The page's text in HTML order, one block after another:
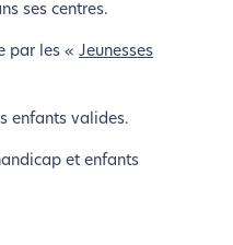
ses centres.
par les « Jeunesses
enfants valides.
et enfants